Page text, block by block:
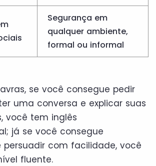
Segurança em
qualquer ambiente,
formal ou informal
se você consegue pedir
uma conversa e explicar suas
você tem inglês
já se você consegue
com facilidade, você
fluente.